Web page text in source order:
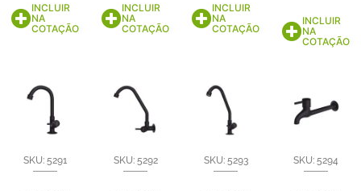
INCLUIR
NA
COTAÇÃO
INCLUIR
NA
COTAÇÃO
INCLUIR
NA
COTAÇÃO
INCLUIR
NA
COTAÇÃO
SKU: 5291 SKU: 5292 SKU: 5293 SKU: 5294